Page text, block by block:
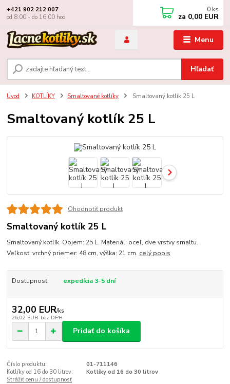
Menu
Hľadať
+421 902 212 007
od 8:00 - do 16:00 hod
0 ks
za 0,00 EUR
Úvod KOTLÍKY Smaltované kotlíky Smaltovaný kotlík 25 L
Smaltovaný kotlík 25 L
Ohodnotiť produkt
Smaltovaný kotlík 25 L
Smaltovaný kotlík. Objem: 25 L. Materiál: oceľ, dve vrstvy smaltu.
Veľkosť: vrchný priemer: 48 cm, výška: 21 cm. celý popis
Dostupnosť expedícia 3-5 dní
32,00 EUR/ks
26,02 EUR bez DPH
Pridať do košíka
Číslo produktu:
01-711146
Kotlíky od 16 do 30 litrov:
Kotlíky od 16 do 30 litrov
Strážiť cenu / dostupnosť